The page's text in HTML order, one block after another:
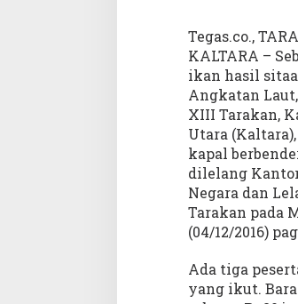
2
T
o
n
I
a
n
N
e
l
a
a
n
Tegas.co.,
KALTARA –
ikan hasil
Angkatan
XIII Tarakan,
Utara
kapal
dilelang
Negara dan
Tarakan pada
(04/12/2016)
Ada tiga
yang ikut.